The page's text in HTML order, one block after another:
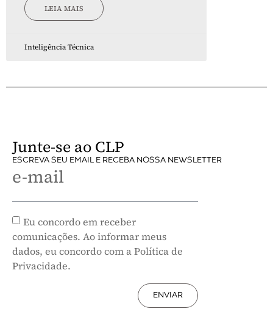
LEIA MAIS
Inteligência Técnica
Junte-se ao CLP
ESCREVA SEU EMAIL E RECEBA NOSSA NEWSLETTER
e-mail
Eu concordo em receber
comunicações. Ao informar meus
dados, eu concordo com a Política de
Privacidade.
ENVIAR